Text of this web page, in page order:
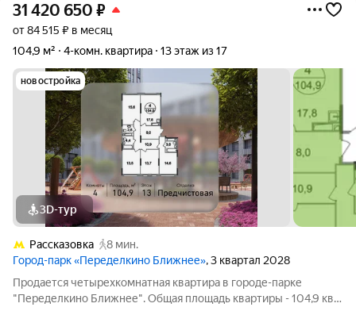
31 420 650 ₽
от 84 515 ₽ в месяц
104,9 м²
4-комн. квартира 13 этаж из 17
новостройка
3D-тур
Рассказовка
8 мин.
Город-парк «Переделкино Ближнее», 3 квартал 2028
Продается четырехкомнатная квартира в городе-парке
"Переделкино Ближнее". Общая площадь квартиры - 104,9 кв.